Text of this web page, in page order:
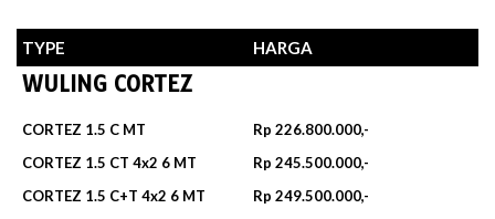
TYPE HARGA
WULING CORTEZ
CORTEZ 1.5 C MT
Rp 226.800.000,-
CORTEZ 1.5 CT 4x2 6 MT
Rp 245.500.000,-
CORTEZ 1.5 C+T 4x2 6 MT
Rp 249.500.000,-